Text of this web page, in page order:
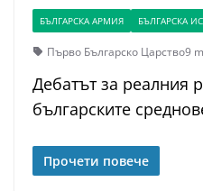
БЪЛГАРСКА АРМИЯ БЪЛГАРСКА
Първо Българско Царство9
Дебатът за реалния
българските
Прочети повече